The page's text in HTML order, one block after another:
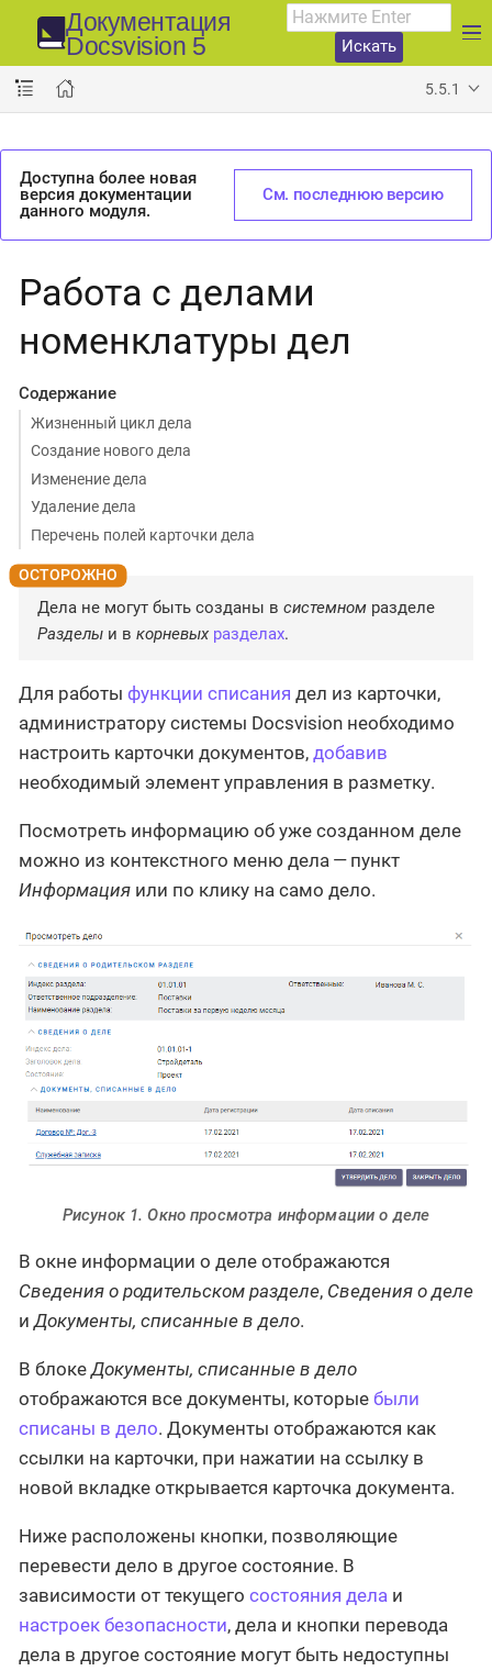
Документация
Docsvision 5
Искать
5.5.1
Доступна более новая
версия документации
данного модуля.
См. последнюю версию
Работа с делами
номенклатуры дел
Содержание
Жизненный цикл дела
Создание нового дела
Изменение дела
Удаление дела
Перечень полей карточки дела
Дела не могут быть созданы в системном разделе
Разделы и в корневых разделах.
Для работы функции списания дел из карточки,
администратору системы Docsvision необходимо
настроить карточки документов, добавив
необходимый элемент управления в разметку.
Посмотреть информацию об уже созданном деле
можно из контекстного меню дела — пункт
Информация или по клику на само дело.
Рисунок 1. Окно просмотра информации о деле
В окне информации о деле отображаются
Сведения о родительском разделе, Сведения о деле
и Документы, списанные в дело.
В блоке Документы, списанные в дело
отображаются все документы, которые были
списаны в дело. Документы отображаются как
ссылки на карточки, при нажатии на ссылку в
новой вкладке открывается карточка документа.
Ниже расположены кнопки, позволяющие
перевести дело в другое состояние. В
зависимости от текущего состояния дела и
настроек безопасности, дела и кнопки перевода
дела в другое состояние могут быть недоступны